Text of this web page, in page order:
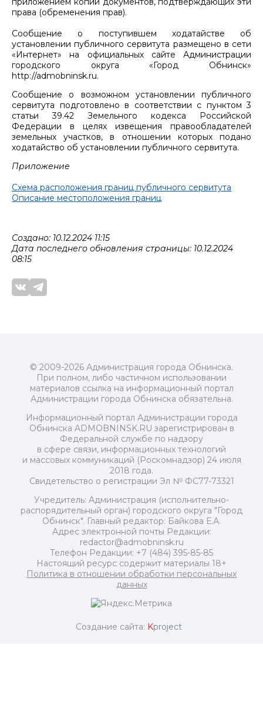
права (обременения прав).
Сообщение о поступившем ходатайстве об
установлении публичного сервитута размещено в сети
«Интернет» на официальных сайте Администрации
городского округа «Город Обнинск»
http://admobninsk.ru.
Сообщение о возможном установлении публичного
сервитута подготовлено в соответствии с пунктом 3
статьи 39.42 Земельного кодекса Российской
Федерации в целях извещения правообладателей
земельных участков, в отношении которых подано
ходатайство об установлении публичного сервитута.
Приложение
Схема расположения границ публичного сервитута
Описание местоположения границ
Создано: 10.12.2024 11:15
Дата последнего обновления страницы: 10.12.2024
08:15
© 2009-2026 Администрация города Обнинска.
При полном, либо частичном использовании
материалов ссылка на информационный портал
Администрации города Обнинска обязательна.
Информационный портал Администрации города
Обнинска ADMOBNINSK.RU зарегистрирован в
Федеральной службе по надзору
в сфере связи, информационных технологий
и массовых коммуникаций (Роскомнадзор) 24 июля
2018 года.
Свидетельство о регистрации Эл № ФС77-73321
Учредитель: Администрация (исполнительно-
распорядительный орган) городского округа "Город
Обнинск". Главный редактор: Байкова Е.А.
Адрес электронной почты Редакции:
redactor@admobninsk.ru
Телефон Редакции: +7 (484) 395-85-85
Настоящий ресурс содержит материалы 18+
Политика в отношении обработки персональных
данных
Создание сайта: Kproject